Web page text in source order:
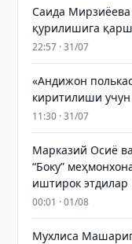
Саида
қурилишига
22:57 · 31/07
«Андижон
киритилиши
11:30 · 31/07
Марказий Осиё
“Боку”
иштирок этдилар
00:01 · 01/08
Мухлиса